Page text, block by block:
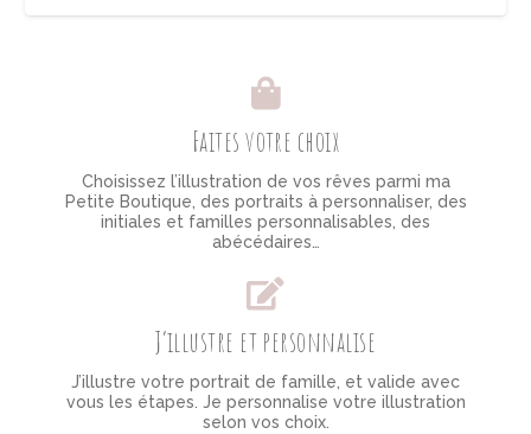
Faites votre choix
Choisissez l’illustration de vos rêves parmi ma
Petite Boutique, des portraits à personnaliser, des
initiales et familles personnalisables, des
abécédaires…
J’illustre et personnalise
J’illustre votre portrait de famille, et valide avec
vous les étapes. Je personnalise votre illustration
selon vos choix.